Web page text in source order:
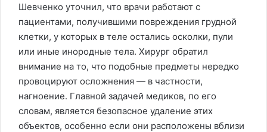
Шевченко уточнил, что врачи работают с
пациентами, получившими повреждения грудной
клетки, у которых в теле остались осколки, пули
или иные инородные тела. Хирург обратил
внимание на то, что подобные предметы нередко
провоцируют осложнения — в частности,
нагноение. Главной задачей медиков, по его
словам, является безопасное удаление этих
объектов, особенно если они расположены вблизи